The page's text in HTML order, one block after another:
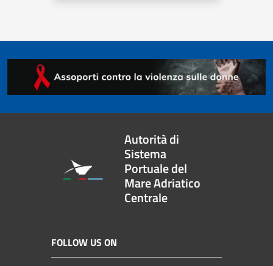
Autorità di
Sistema
Portuale del
Mare Adriatico
Centrale
FOLLOW US ON